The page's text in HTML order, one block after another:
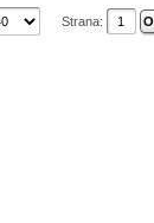
Strana: